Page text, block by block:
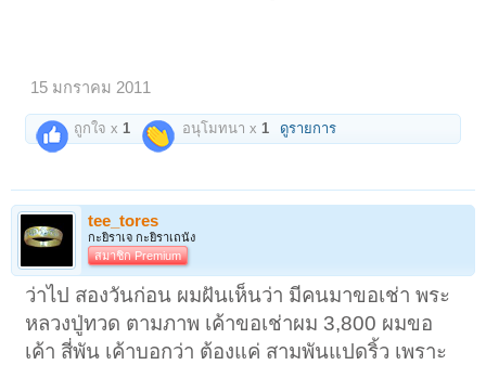
15 มกราคม 2011
ถูกใจ x 1 อนุโมทนา x 1 ดูรายการ
tee_tores
กะยิราเจ กะยิราเถนัง
สมาชิก Premium
ว่าไป สองวันก่อน ผมฝันเห็นว่า มีคนมาขอเช่า พระ
หลวงปู่ทวด ตามภาพ เค้าขอเช่าผม 3,800 ผมขอ
เค้า สี่พัน เค้าบอกว่า ต้องแค่ สามพันแปดริ้ว เพราะ